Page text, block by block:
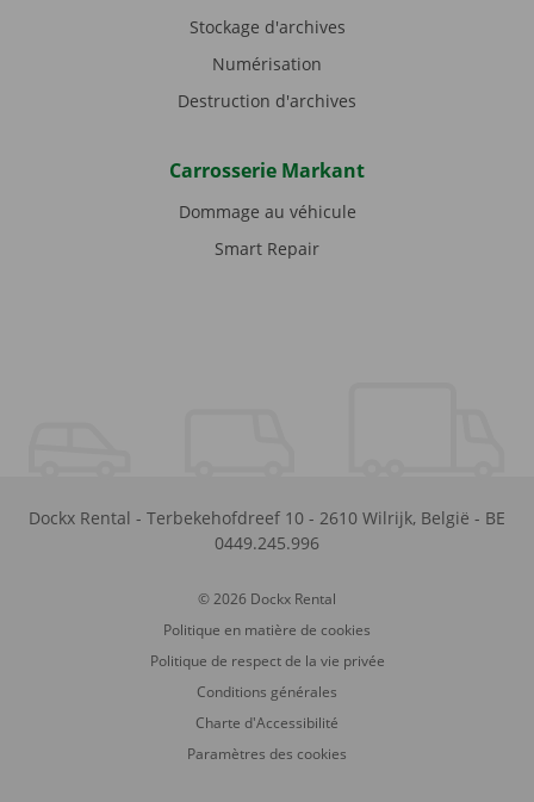
Stockage d'archives
Numérisation
Destruction d'archives
Carrosserie Markant
Dommage au véhicule
Smart Repair
Dockx Rental - Terbekehofdreef 10 - 2610 Wilrijk, België - BE
0449.245.996
© 2026 Dockx Rental
Politique en matière de cookies
Politique de respect de la vie privée
Conditions générales
Charte d'Accessibilité
Paramètres des cookies